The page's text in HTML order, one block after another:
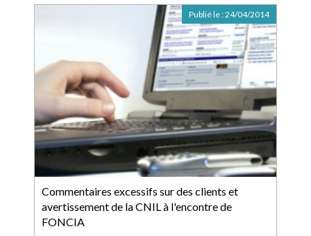
Commentaires excessifs sur des clients et
avertissement de la CNIL à l'encontre de
FONCIA
Publié le :24/04/2014